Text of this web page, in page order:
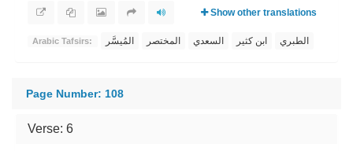
Show other translations
Arabic Tafsirs: المُيسَّر المختصر السعدي ابن كثير الطبري
Page Number: 108
Verse: 6